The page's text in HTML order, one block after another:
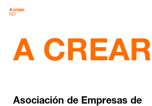
Skip
contentA
Asociación de Empresas de